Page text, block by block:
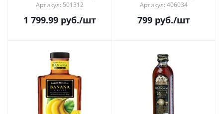
Артикул: 501312
1 799.99 руб./шт
Артикул: 406034
799 руб./шт